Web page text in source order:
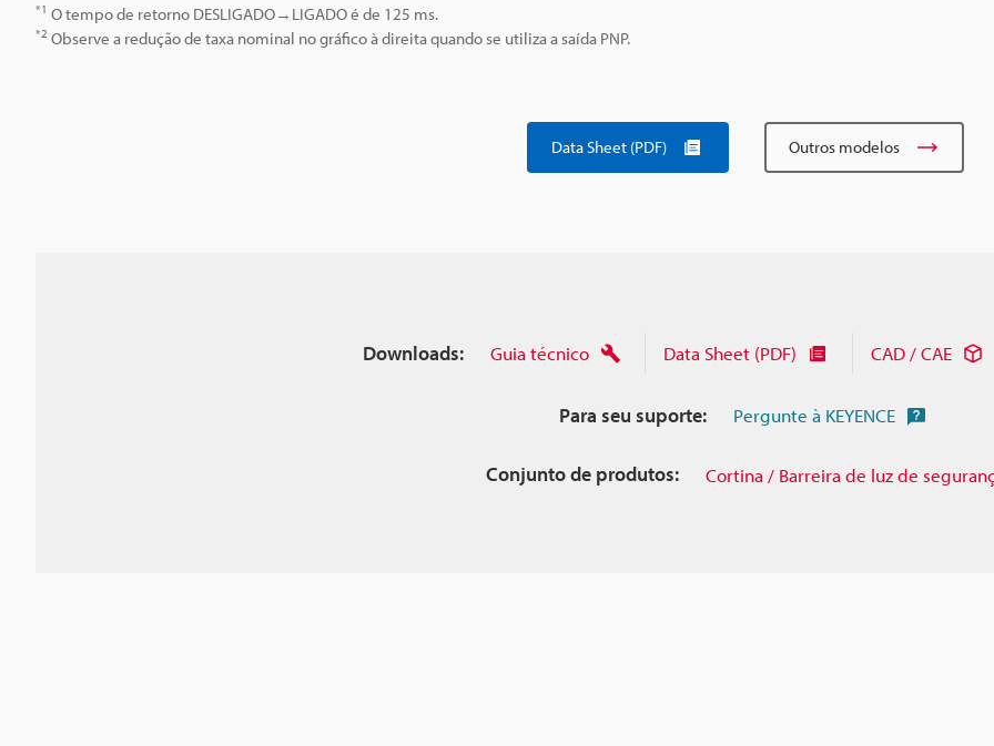
*1 O tempo de retorno DESLIGADO→LIGADO é de 125 ms.
*2 Observe a redução de taxa nominal no gráfico à direita quando se utiliza a saída PNP.
Data Sheet (PDF) Outros modelos
Downloads: Guia técnico Data Sheet (PDF) CAD / CAE
Para seu suporte: Pergunte à KEYENCE
Conjunto de produtos: Cortina / Barreira de luz de